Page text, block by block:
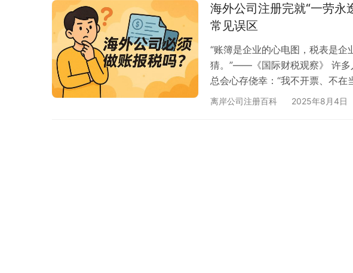
海外公司注册完就“一劳
常见误区
“账簿是企业的心电图，税表是
猜。”——《国际财税观察》 许多
总会心存侥幸：“我不开票、不
概率是否定的。无论您是为了跨
离岸公司注册百科 2025年8月4日